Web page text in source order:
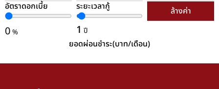
อัตราดอกเบี้ย
0%
ระยะเวลากู้
1 ปี
ล้างค่า
ยอดผ่อนชำระ(บาท/เดือน)